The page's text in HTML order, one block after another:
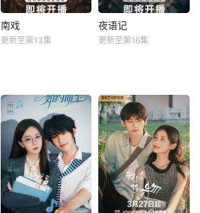
失前的绝命符箓。
为了寻找父亲，苏
木手持家传罗盘，
连破获数起重案要
案的艰难过程。案
件设计采用 “积案
南戏
头离奇失窃，戏班
主横尸戏台，将冷
血少帅许又安与昆
曲名伶荣筱楠推向
不死不休的对立绝
境。而他们不知，
对方正是自己苦寻
多年的患难“兄
弟”。富商之女江春
南戏
更新至第13集
夜语记
的酿酒师叶小唯遭
遇爱人程桉、恩师
林晚媚的双重背
叛。她从恨意中涅
槃重生，借私生女
桑落的身份入住程
家。她步步为营，
周旋在各怀心思的
豪门众人间，引猎
夜语记
更新至第16集